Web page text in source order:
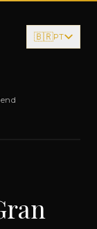
🇧🇷PT